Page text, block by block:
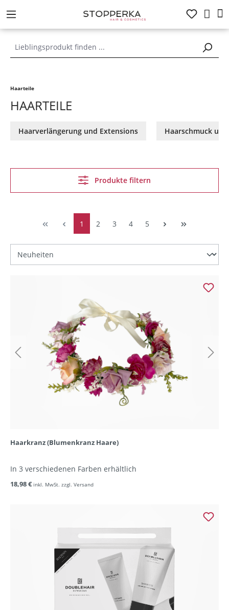
springen
Haarteile
HAARTEILE
Haarverlängerung und Extensions Haarschmuck
Produkte filtern
1 2 3 4 5
Haarkranz (Blumenkranz Haare)
In 3 verschiedenen Farben erhältlich
18,98 € inkl. MwSt. zzgl. Versand